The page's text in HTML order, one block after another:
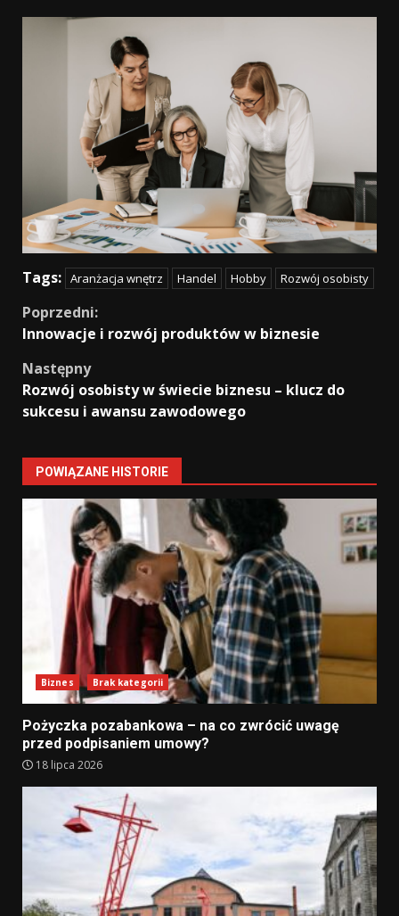
Tags: Aranżacja wnętrz Handel Hobby Rozwój osobisty
Continue
Reading
Poprzedni:
Innowacje i rozwój produktów w biznesie
Następny
Rozwój osobisty w świecie biznesu – klucz do
sukcesu i awansu zawodowego
POWIĄZANE HISTORIE
Biznes Brak kategorii
Pożyczka pozabankowa – na co zwrócić uwagę
przed podpisaniem umowy?
18 lipca 2026